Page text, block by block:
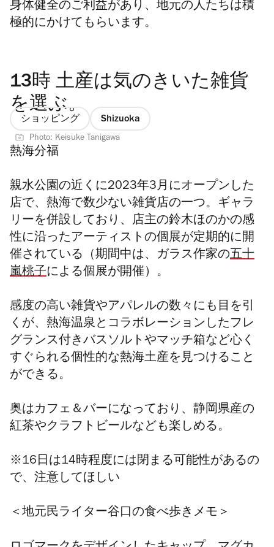
身体健全のご利益があり、地元の人たちは積
極的にかけてもらいます。
13時 土産は気のきいた雑貨
を選ぶ。
ショッピング Shizuoka
Photo: Keisuke Tanigawa
熱海分福
親水公園の近くに2023年3月にオープンした
店で、熱海で数少ない雑貨店の一つ。ギャラ
リーを併設しており、店主の鈴木ほのかの感
性に沿ったアーティストの個展が定期的に開
催されている（期間中は、ガラス作家の五十
嵐桃子による個展が開催）。
感度の高い雑貨やアパレルの数々にも目を引
くが、熱海温泉とコラボレーションしたフレ
グランス付きバスソルトやマッチ箱など心く
すぐられる個性的な熱海土産を見つけること
ができる。
奥はカフェ＆バーになっており、静岡県産の
紅茶やクラフトビールなども楽しめる。
※16日は14時程度には閉まる可能性があるの
で、注意してほしい
＜ 地元民ライター谷口の食べ歩きメモ＞